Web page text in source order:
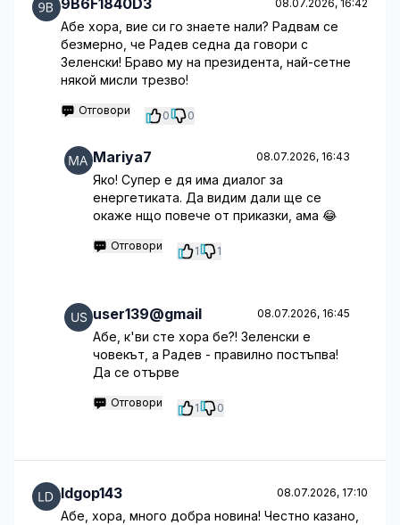
9B6F1840D3 08.07.2026, 16:42
Абе хора, вие си го знаете нали? Радвам се
безмерно, че Радев седна да говори с
Зеленски! Браво му на президента, най-сетне
някой мисли трезво!
Отговори 0 0
Mariya7 08.07.2026, 16:43
Яко! Супер е дя има диалог за
енергетиката. Да видим дали ще се
окаже нщо повече от приказки, ама 😂
Отговори 1 1
user139@gmail 08.07.2026, 16:45
Абе, к'ви сте хора бе?! Зеленски е
човекът, а Радев - правилно постъпва!
Да се отърве
Отговори 1 0
ldgop143 08.07.2026, 17:10
Абе, хора, много добра новина! Честно казано,